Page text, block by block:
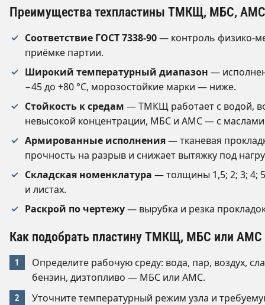
Преимущества техпластины ТМКЩ, МБС,
Соответствие ГОСТ 7338-90— контроль физико-
приёмке партии.
Широкий температурный диапазон —
−45 до +80 °C, морозостойкие марки — ниже.
Стойкость к средам — ТМКЩ работает с водой,
невысокой концентрации, МБС и АМС — с
Армированные исполнения— тканевая
прочность на разрыв и снижает вытяжку под
Складская номенклатура — толщины 1,5; 2; 3; 4;
и листах.
Раскрой по чертежу— вырубка и резка
Как подобрать пластину ТМКЩ, МБС или АМС
Определите рабочую среду: вода, пар, воздух,
бензин, дизтопливо — МБС или АМС.
Уточните температурный режим узла и